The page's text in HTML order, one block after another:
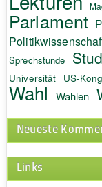
Parlament
Sprechstunde
Universität US-
Wahl Wahlen
Neueste
Links